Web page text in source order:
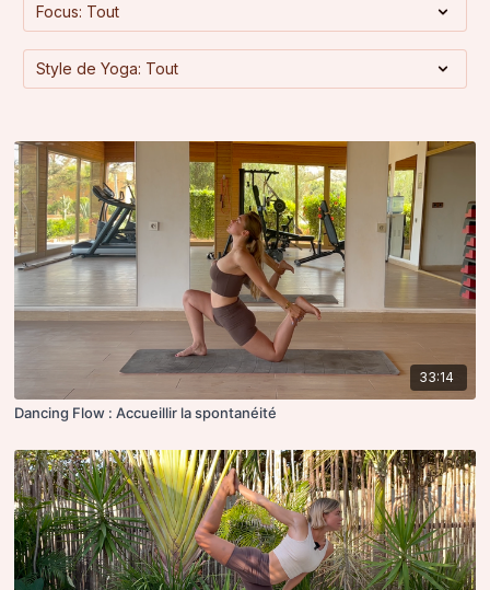
33:14
Dancing Flow : Accueillir la spontanéité